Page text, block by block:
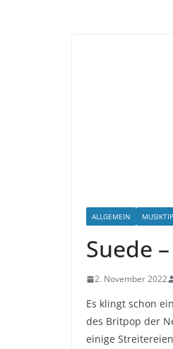
ALLGEMEIN
Suede
2. November 2022
Es klingt schon
des Britpop der
einige